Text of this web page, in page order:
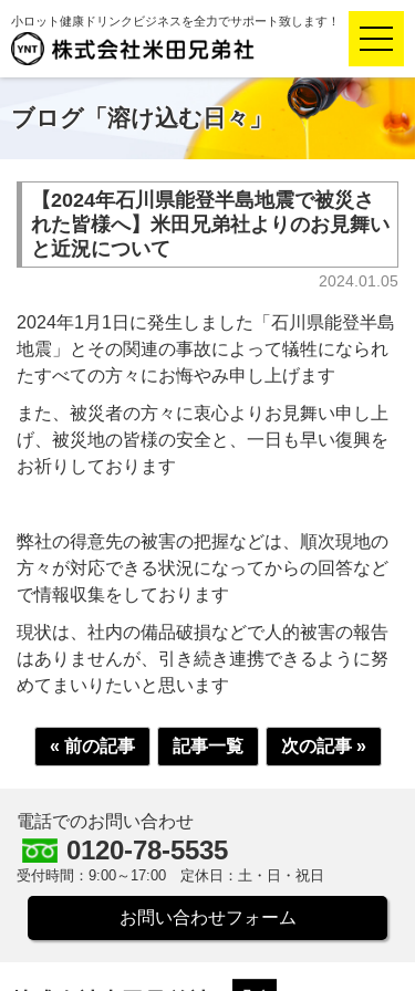
小ロット健康ドリンクビジネスを全力でサポート致します！
ブログ「溶け込む日々」
【2024年石川県能登半島地震で被災さ
れた皆様へ】米田兄弟社よりのお見舞い
と近況について
2024.01.05
2024年1月1日に発生しました「石川県能登半島
地震」とその関連の事故によって犠牲になられ
たすべての方々にお悔やみ申し上げます
また、被災者の方々に衷心よりお見舞い申し上
げ、被災地の皆様の安全と、一日も早い復興を
お祈りしております
弊社の得意先の被害の把握などは、順次現地の
方々が対応できる状況になってからの回答など
で情報収集をしております
現状は、社内の備品破損などで人的被害の報告
はありませんが、引き続き連携できるように努
めてまいりたいと思います
« 前の記事 記事一覧 次の記事 »
電話でのお問い合わせ
0120-78-5535
受付時間：9:00～17:00 定休日：土・日・祝日
お問い合わせフォーム